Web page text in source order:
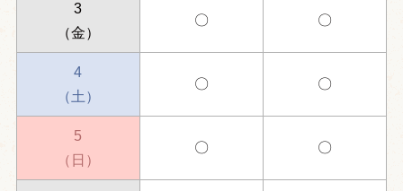
3
（金）
〇 〇
4
（土）
〇 〇
5
（日）
〇 〇